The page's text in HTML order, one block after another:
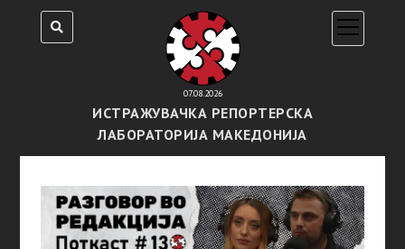
07.08.2026
ИСТРАЖУВАЧКА РЕПОРТЕРСКА
ЛАБОРАТОРИЈА МАКЕДОНИЈА
open
menu